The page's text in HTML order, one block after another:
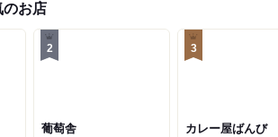
のお店
2
葡萄舎
3
カレー屋ばんび